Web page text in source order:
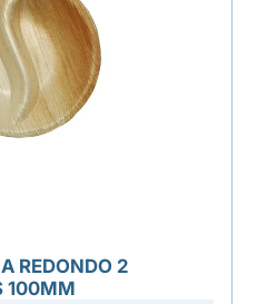
REDONDO 2
100MM